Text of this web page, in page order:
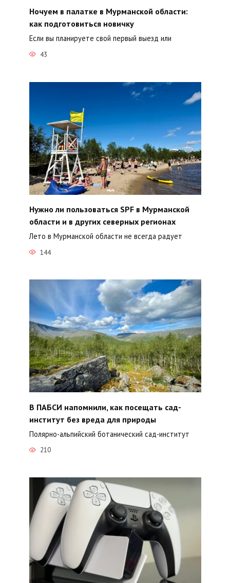
Ночуем в палатке в Мурманской области:
как подготовиться новичку
Если вы планируете свой первый выезд или
43
Нужно ли пользоваться SPF в Мурманской
области и в других северных регионах
Лето в Мурманской области не всегда радует
144
В ПАБСИ напомнили, как посещать сад-
институт без вреда для природы
Полярно-альпийский ботанический сад-институт
210